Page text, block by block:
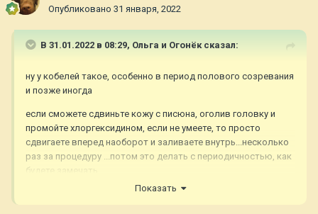
Опубликовано 31 января, 2022
В 31.01.2022 в 08:29, Ольга и Огонёксказал:
ну у кобелей такое, особенно в период полового созревания
и позже иногда
если сможете сдвиньте кожу с писюна, оголив головку и
промойте хлоргексидином, если не умеете, то просто
сдвигаете вперед наоборот и заливаете внутрь...несколько
раз за процедуру ...потом это делать с периодичностью, как
будете замечать
ничего смертельного в этом нет
Показать